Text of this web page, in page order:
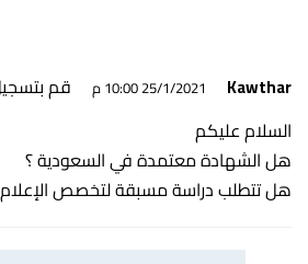
Kawthar 25/1/2021 10:00 م
قم
السلام عليكم
هل الشهادة معتمدة في السعودية ؟
هل تتطلب دراسة مسبقة لتخصص